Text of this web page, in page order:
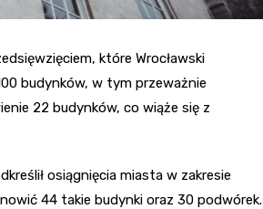
które Wrocławski
budynków, w tym przeważnie
22 budynków, co wiąże się z
osiągnięcia miasta w zakresie
44 takie budynki oraz 30 podwórek.